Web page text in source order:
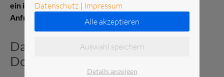
ein individuelles Angebot. Senden Sie uns gerne eine
Anfrage.
Datenblatt und zusätzliche
Dokumente
Datenschutz | Impressum
Alle akzeptieren
Auswahl speichern
Details anzeigen